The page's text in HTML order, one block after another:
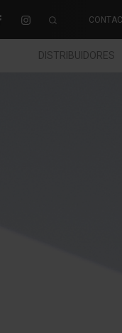
DISTRIBUIDORES